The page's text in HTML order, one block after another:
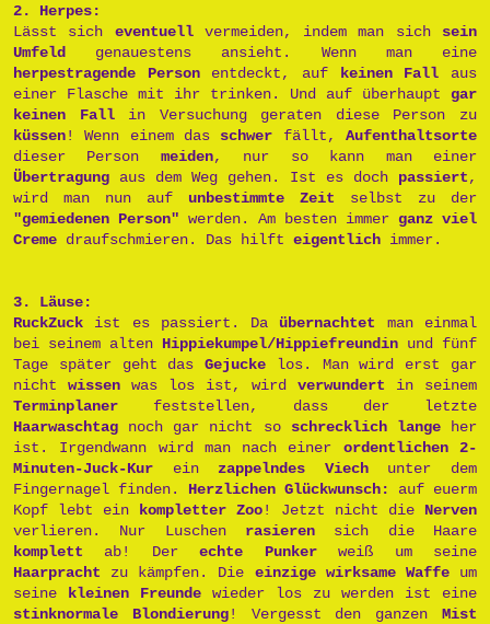
2. Herpes:
Lässt sich eventuellvermeiden, indem man sich sein
Umfeld genauestens ansieht. Wenn man eine
herpestragende Personentdeckt, auf keinen Fall aus
einer Flasche mit ihr trinken. Und auf überhaupt gar
keinen Fallin Versuchung geraten diese Person zu
küssen! Wenn einem das schwer fällt,Aufenthaltsorte
dieser Person meiden, nur so kann man einer
Übertragung aus dem Weg gehen. Ist es doch passiert,
wird man nun auf unbestimmte Zeit selbst zu der
"gemiedenen Person" werden. Am besten immer ganz viel
Creme draufschmieren. Das hilft eigentlich immer.
3. Läuse:
RuckZuck ist es passiert. Da übernachtet man einmal
bei seinem alten Hippiekumpel/Hippiefreundin und fünf
Tage später geht dasGejucke los. Man wird erst gar
nicht wissen was los ist, wird verwundert in seinem
Terminplaner feststellen, dass der letzte
Haarwaschtag noch gar nicht so schrecklich langeher
ist. Irgendwann wird man nach einer ordentlichen 2-
Minuten-Juck-Kur ein zappelndes Viechunter dem
Fingernagel finden. Herzlichen Glückwunsch:
auf euerm
Kopf lebt ein kompletter Zoo! Jetzt nicht die Nerven
verlieren. Nur Luschen rasieren sich die Haare
komplett ab! Derechte Punkerweiß um seine
Haarpracht zu kämpfen. Die einzige wirksame Waffeum
seine kleinen Freunde wieder los zu werden ist eine
stinknormale Blondierung! Vergesst den ganzenMist